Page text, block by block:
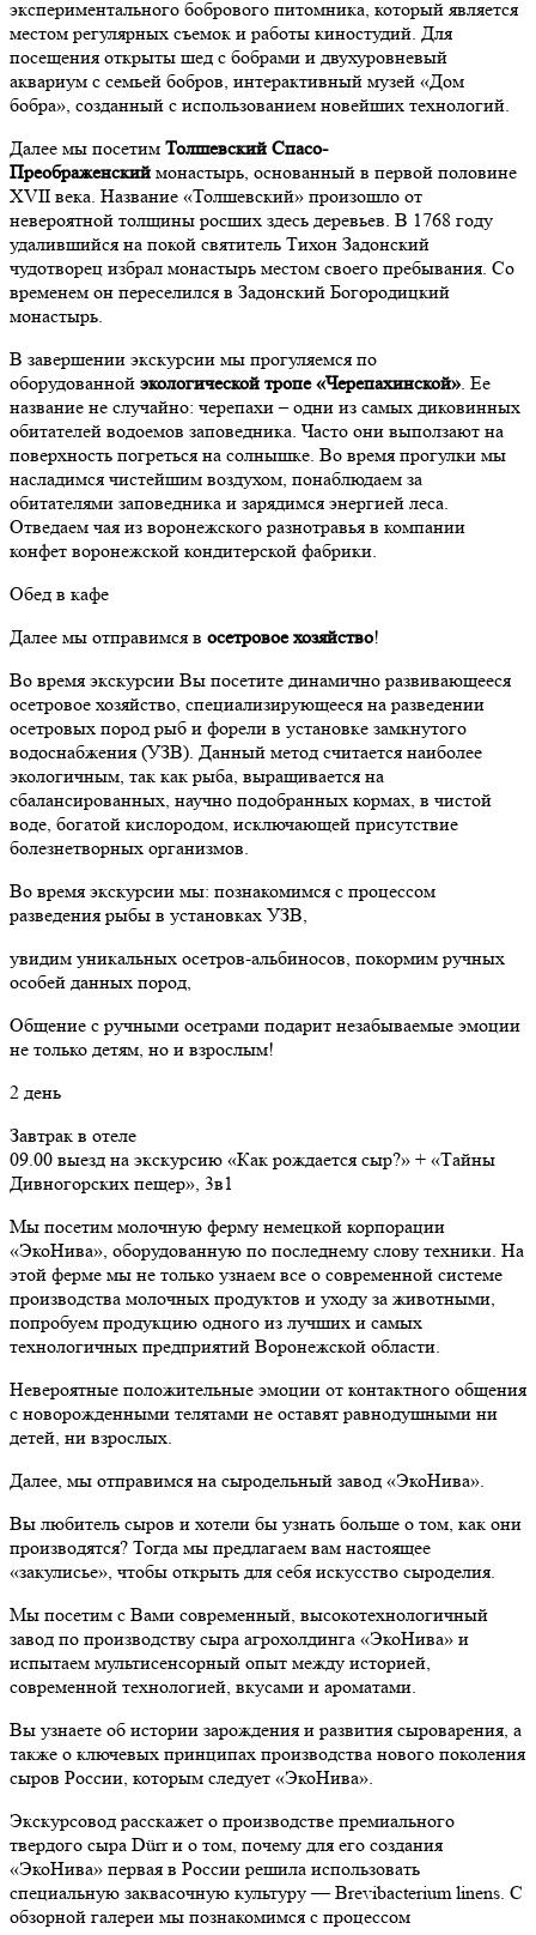
экспериментального бобрового питомника, который является
местом регулярных съемок и работы киностудий. Для
посещения открыты шед с бобрами и двухуровневый
аквариум с семьей бобров, интерактивный музей «Дом
бобра», созданный с использованием новейших технологий.
Далее мы посетим Толшевский Спасо-
Преображенский монастырь, основанный в первой половине
XVII века. Название «Толшевский» произошло от
невероятной толщины росших здесь деревьев. В 1768 году
удалившийся на покой святитель Тихон Задонский
чудотворец избрал монастырь местом своего пребывания. Со
временем он переселился в Задонский Богородицкий
монастырь.
В завершении экскурсии мы прогуляемся по
оборудованной экологической тропе «Черепахинской». Ее
название не случайно: черепахи – одни из самых диковинных
обитателей водоемов заповедника. Часто они выползают на
поверхность погреться на солнышке. Во время прогулки мы
насладимся чистейшим воздухом, понаблюдаем за
обитателями заповедника и зарядимся энергией леса.
Отведаем чая из воронежского разнотравья в компании
конфет воронежской кондитерской фабрики.
Обед в кафе
Далее мы отправимся в осетровое хозяйство!
Во время экскурсии Вы посетите динамично развивающееся
осетровое хозяйство, специализирующееся на разведении
осетровых пород рыб и форели в установке замкнутого
водоснабжения (УЗВ). Данный метод считается наиболее
экологичным, так как рыба, выращивается на
сбалансированных, научно подобранных кормах, в чистой
воде, богатой кислородом, исключающей присутствие
болезнетворных организмов.
Во время экскурсии мы: познакомимся с процессом
разведения рыбы в установках УЗВ,
увидим уникальных осетров-альбиносов, покормим ручных
особей данных пород,
Общение с ручными осетрами подарит незабываемые эмоции
не только детям, но и взрослым!
2 день
Завтрак в отеле
09.00 выезд на экскурсию «Как рождается сыр?» + «Тайны
Дивногорских пещер», 3в1
Мы посетим молочную ферму немецкой корпорации
«ЭкоНива», оборудованную по последнему слову техники. На
этой ферме мы не только узнаем все о современной системе
производства молочных продуктов и уходу за животными,
попробуем продукцию одного из лучших и самых
технологичных предприятий Воронежской области.
Невероятные положительные эмоции от контактного общения
с новорожденными телятами не оставят равнодушными ни
детей, ни взрослых.
Далее, мы отправимся на сыродельный завод «ЭкоНива».
Вы любитель сыров и хотели бы узнать больше о том, как они
производятся? Тогда мы предлагаем вам настоящее
«закулисье», чтобы открыть для себя искусство сыроделия.
Мы посетим с Вами современный, высокотехнологичный
завод по производству сыра агрохолдинга «ЭкоНива» и
испытаем мультисенсорный опыт между историей,
современной технологией, вкусами и ароматами.
Вы узнаете об истории зарождения и развития сыроварения, а
также о ключевых принципах производства нового поколения
сыров России, которым следует «ЭкоНива».
Экскурсовод расскажет о производстве премиального
твердого сыра Dürr и о том, почему для его создания
«ЭкоНива» первая в России решила использовать
специальную заквасочную культуру — Brevibacterium linens. С
обзорной галереи мы познакомимся с процессом